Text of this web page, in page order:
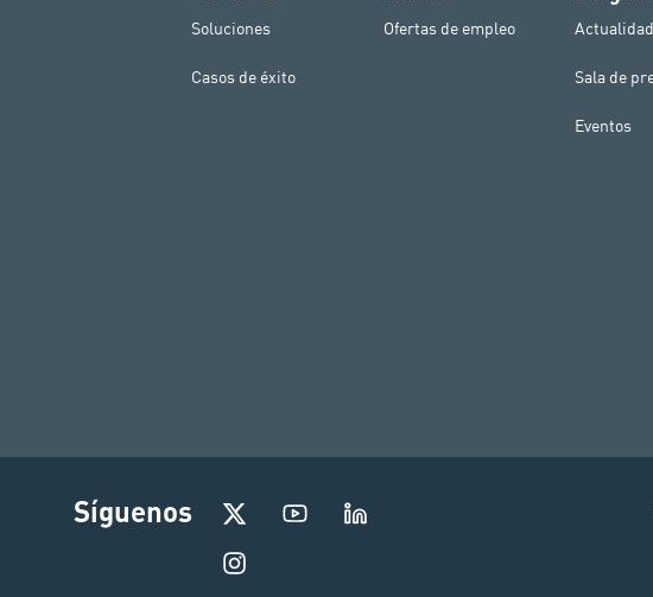
Soluciones
Casos de éxito
Ofertas de empleo Actualidad
Sala de
Eventos
Síguenos
I
n
s
t